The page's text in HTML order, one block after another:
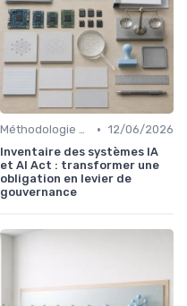
Méthodologie de déploiement IA • 12/06/2026
Inventaire des systèmes IA
et AI Act : transformer une
obligation en levier de
gouvernance